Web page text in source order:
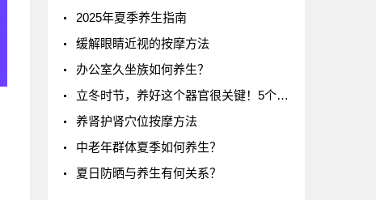
2025年夏季养生指南
缓解眼睛近视的按摩方法
办公室久坐族如何养生？
立冬时节，养好这个器官很关键！5个“养生秘诀”帮你健康入冬
养肾护肾穴位按摩方法
中老年群体夏季如何养生？
夏日防晒与养生有何关系？